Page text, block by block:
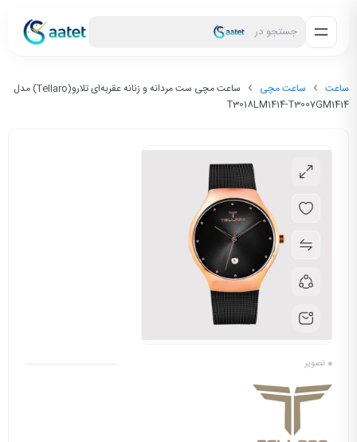
جستجو در
ساعت ساعت مچی
ساعت مچی ست مردانه و زنانه عقربه‌ای تلارو(Tellaro) مدل
T3018LM1414-T3007GM1414
0 تصویر